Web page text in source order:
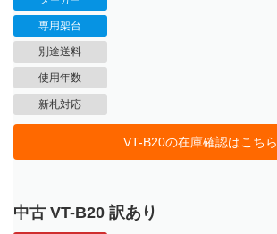
専用架台
別途送料
使用年数
新札対応
VT-B20の在庫確認はこちら
中古 VT-B20 訳あり